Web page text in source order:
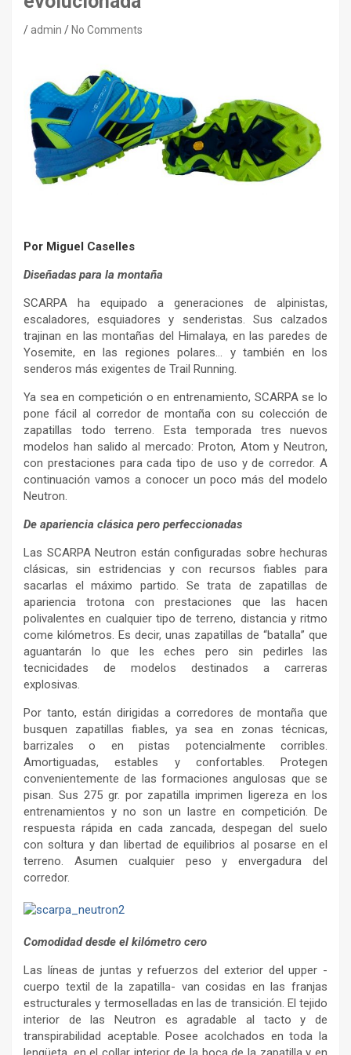
admin No Comments
Por Miguel Caselles
Diseñadas para la montaña
SCARPA ha equipado a generaciones de alpinistas,
escaladores, esquiadores y senderistas. Sus calzados
trajinan en las montañas del Himalaya, en las paredes de
Yosemite, en las regiones polares… y también en los
senderos más exigentes de Trail Running.
Ya sea en competición o en entrenamiento, SCARPA se lo
pone fácil al corredor de montaña con su colección de
zapatillas todo terreno. Esta temporada tres nuevos
modelos han salido al mercado: Proton, Atom y Neutron,
con prestaciones para cada tipo de uso y de corredor. A
continuación vamos a conocer un poco más del modelo
Neutron.
De apariencia clásica pero perfeccionadas
Las SCARPA Neutron están configuradas sobre hechuras
clásicas, sin estridencias y con recursos fiables para
sacarlas el máximo partido. Se trata de zapatillas de
apariencia trotona con prestaciones que las hacen
polivalentes en cualquier tipo de terreno, distancia y ritmo
come kilómetros. Es decir, unas zapatillas de “batalla” que
aguantarán lo que les eches pero sin pedirles las
tecnicidades de modelos destinados a carreras
explosivas.
Por tanto, están dirigidas a corredores de montaña que
busquen zapatillas fiables, ya sea en zonas técnicas,
barrizales o en pistas potencialmente corribles.
Amortiguadas, estables y confortables. Protegen
convenientemente de las formaciones angulosas que se
pisan. Sus 275 gr. por zapatilla imprimen ligereza en los
entrenamientos y no son un lastre en competición. De
respuesta rápida en cada zancada, despegan del suelo
con soltura y dan libertad de equilibrios al posarse en el
terreno. Asumen cualquier peso y envergadura del
corredor.
Comodidad desde el kilómetro cero
Las líneas de juntas y refuerzos del exterior del upper -
cuerpo textil de la zapatilla- van cosidas en las franjas
estructurales y termoselladas en las de transición. El tejido
interior de las Neutron es agradable al tacto y de
transpirabilidad aceptable. Posee acolchados en toda la